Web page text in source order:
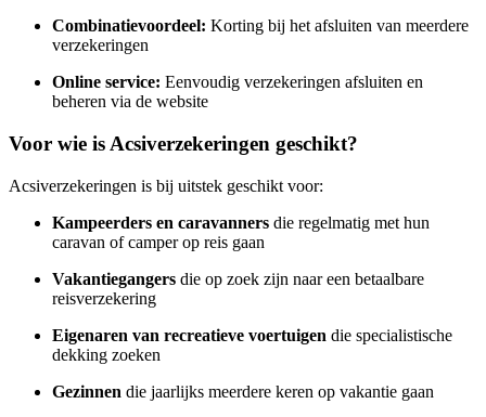
Combinatievoordeel: Korting bij het afsluiten van meerdere
verzekeringen
Online service: Eenvoudig verzekeringen afsluiten en
beheren via de website
Voor wie is Acsiverzekeringen geschikt?
Acsiverzekeringen is bij uitstek geschikt voor:
Kampeerders en caravanners die regelmatig met hun
caravan of camper op reis gaan
Vakantiegangers die op zoek zijn naar een betaalbare
reisverzekering
Eigenaren van recreatieve voertuigen die specialistische
dekking zoeken
Gezinnen die jaarlijks meerdere keren op vakantie gaan